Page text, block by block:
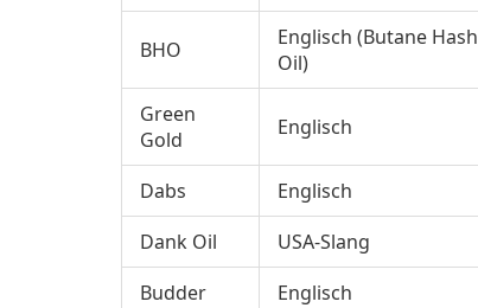
BHO
Englisch (Butane Hash
Oil)
Green
Gold
Englisch
Dabs Englisch
Dank Oil
USA‑Slang
Budder
Englisch